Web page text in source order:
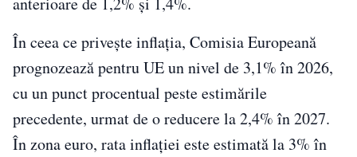
În ceea ce priveşte inflaţia, Comisia Europeană
prognozează pentru UE un nivel de 3,1% în 2026,
cu un punct procentual peste estimările
precedente, urmat de o reducere la 2,4% în 2027.
În zona euro, rata inflaţiei este estimată la 3% în